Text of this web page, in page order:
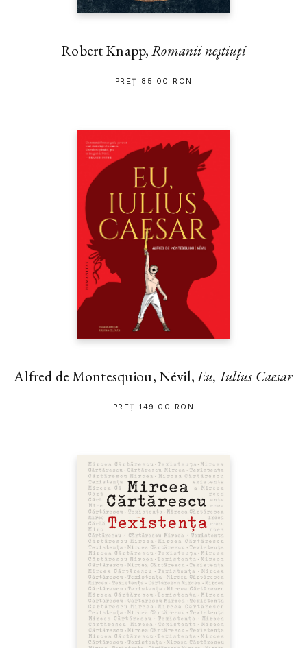
Robert Knapp,Romanii neştiuţi
PREȚ 85.00 RON
Alfred de Montesquiou, Névil,Eu, Iulius Caesar
PREȚ 149.00 RON